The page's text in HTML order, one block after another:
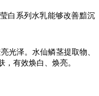
白系列水乳能够改善黯沉
泽。水仙鳞茎提取物、
有效焕白、焕亮。